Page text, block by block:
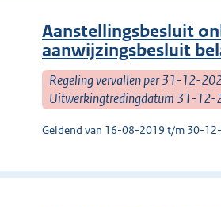
Aanstellingsbesluit
aanwijzingsbesluit
Regeling vervallen per 31-12-
Uitwerkingtredingdatum 31-12-
Geldend van 16-08-2019 t/m 30-